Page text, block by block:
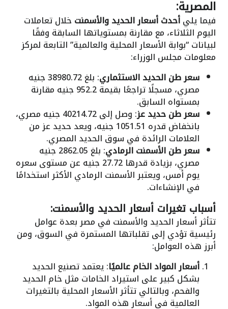
المصرية:
فيما يليأحدث أسعار الحديد والأسمنت خلال تعاملات
اليوم الثلاثاء، مع مقارنة بمستوياتها السابقة وفقًا
لبيانات “بوابة الأسعار المحلية والعالمية” التابعة لمركز
معلومات مجلس الوزراء:
سعر طن الحديد الاستثماري
: بلغ 38980.72 جنيه
مصري، مسجلًا تراجعًا بقيمة 952.2 جنيه مقارنة
بمستواه السابق.
سعر طن حديد عز : وصل إلى 40214.72 جنيه مصري،
بانخفاض قدره 1051.51 جنيه، ويعد حديد عز من
العلامات الرائدة في سوق الحديد المصري.
سعر طن الأسمنت الرمادي : بلغ 2862.05 جنيه
مصري، بزيادة قدرها 27.72 جنيه عن مستوى سعره
يوم أمس، ويعتبر الأسمنت الرمادي الأكثر استخدامًا
في الإنشاءات.
أسباب تغيرات أسعار الحديد والأسمنت:
تتأثر أسعار الحديد والأسمنت في مصر بعدة عوامل
رئيسية تؤدي إلى تقلباتها المستمرة في السوق، ومن
أبرز هذه العوامل:
أسعار المواد الخام عالميًا: يعتمد تصنيع الحديد
بشكل كبير على استيراد الخامات مثل خام الحديد
والفحم، وبالتالي تتأثر الأسعار المحلية بالتغيرات
العالمية في أسعار هذه المواد.